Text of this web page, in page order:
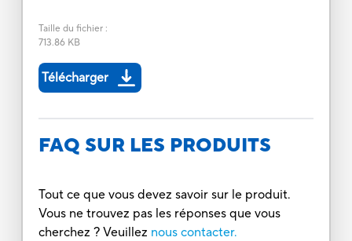
Taille du fichier:
713.86 KB
Télécharger
FAQ SUR LES PRODUITS
Tout ce que vous devez savoir sur le produit.
Vous ne trouvez pas les réponses que vous
cherchez ? Veuillez nous contacter.